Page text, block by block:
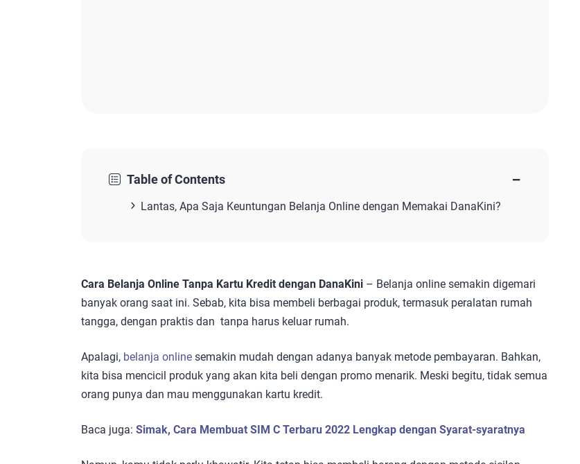
Table of Contents −
Lantas, Apa Saja Keuntungan Belanja Online dengan Memakai DanaKini?
Cara Belanja Online Tanpa Kartu Kredit dengan DanaKini – Belanja online semakin digemari
banyak orang saat ini. Sebab, kita bisa membeli berbagai produk, termasuk peralatan rumah
tangga, dengan praktis dan tanpa harus keluar rumah.
Apalagi, belanja online semakin mudah dengan adanya banyak metode pembayaran. Bahkan,
kita bisa mencicil produk yang akan kita beli dengan promo menarik. Meski begitu, tidak semua
orang punya dan mau menggunakan kartu kredit.
Baca juga: Simak, Cara Membuat SIM C Terbaru 2022 Lengkap dengan Syarat-syaratnya